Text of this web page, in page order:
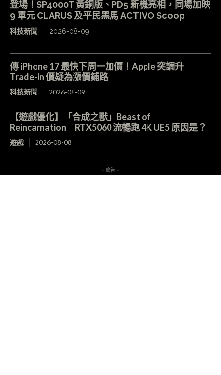
登場！SP4000T 黃銅版、PD5 新機亮相，同場加映
9 單元 CLARUS 及平民黑馬 ACTIVO Scoop
科技新聞 2026-08-09
傳 iPhone 17 最快下周一加價！Apple 突調升
Trade-in 價疑為漲價鋪路
科技新聞 2026-08-09
【遊戲優化】「合成之獸」Beast of
Reincarnation RTX5060 流暢跑 4K UE5 原因是？
遊戲 2026-08-08
- 廣告 -